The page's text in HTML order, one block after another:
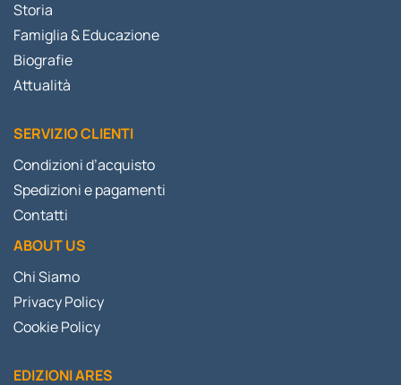
Storia
Famiglia & Educazione
Biografie
Attualità
SERVIZIO CLIENTI
Condizioni d’acquisto
Spedizioni e pagamenti
Contatti
ABOUT US
Chi Siamo
Privacy Policy
Cookie Policy
EDIZIONI ARES